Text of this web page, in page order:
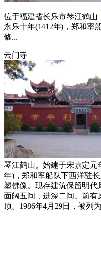
位于福建省长乐市琴江鹤山
永乐十年(1412年)，郑和率
修...
云门寺
琴江鹤山。始建于宋嘉定元
年)，郑和率船队下西洋驻
塑佛像。现存建筑保留明代
面阔五间，进深二间。前有
顶。1986年4月29日，被列